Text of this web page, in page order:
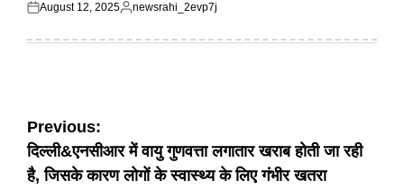
Posted
August 12, 2025
Posted
newsrahi_2evp7j
Post
navigation
Previous:
दिल्ली&एनसीआर में वायु गुणवत्ता लगातार खराब होती जा रही
है, जिसके कारण लोगों के स्वास्थ्य के लिए गंभीर खतरा